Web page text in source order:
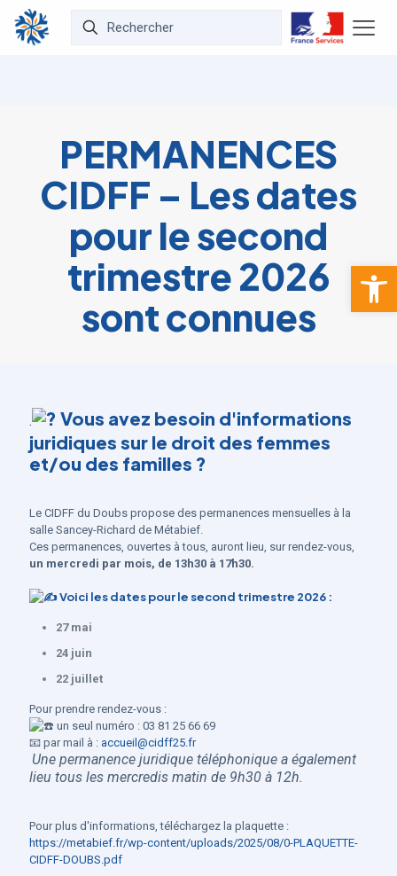
Ouvrir
PERMANENCES
CIDFF – Les dates
pour le second
trimestre 2026
sont connues
.
Vous avez besoin d'informations
juridiques sur le droit des femmes
et/ou des familles ?
Le CIDFF du Doubs propose des permanences mensuelles à la
salle Sancey-Richard de Métabief.
Ces permanences, ouvertes à tous, auront lieu, sur rendez-vous,
un mercredi par mois, de 13h30 à 17h30.
Voici les dates pour le second trimestre 2026 :
27 mai
24 juin
22 juillet
Pour prendre rendez-vous :
un seul numéro : 03 81 25 66 69
📧 par mail à : accueil@cidff25.fr
Une permanence juridique téléphonique a également
lieu tous les mercredis matin de 9h30 à 12h.
Pour plus d'informations, téléchargez la plaquette :
https://metabief.fr/wp-content/uploads/2025/08/0-PLAQUETTE-
CIDFF-DOUBS.pdf